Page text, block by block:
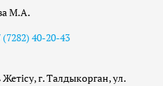
М.А.
(7282) 40-20-43
г. Талдыкорган, ул.